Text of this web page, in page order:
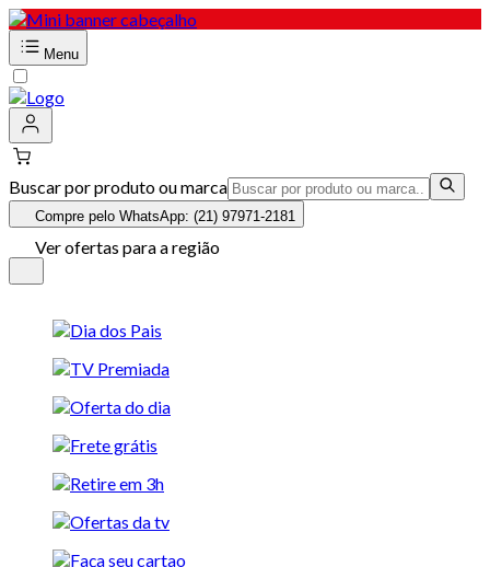
Menu
Buscar por produto ou marca
Compre pelo WhatsApp: (21) 97971-2181
Ver ofertas para a região